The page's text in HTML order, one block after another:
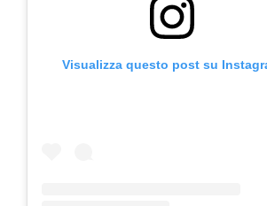
Visualizza questo post su